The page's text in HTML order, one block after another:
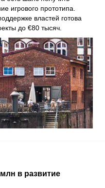
игрового прототипа.
властей готова
до €80 тысяч.
в развитие